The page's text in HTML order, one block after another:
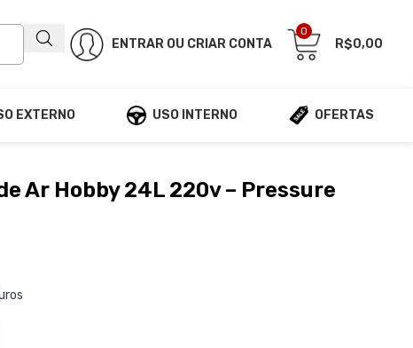
ENTRAR OU CRIAR CONTA
0
R$0,00
EXTERNO USO INTERNO OFERTAS
Ar Hobby 24L 220v – Pressure